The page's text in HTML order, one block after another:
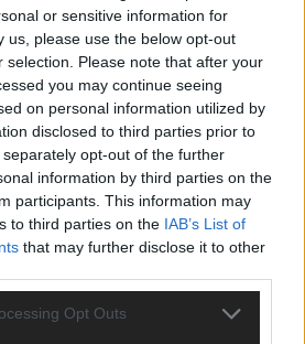
or sensitive information for
us, please use the below opt-out
selection. Please note that after your
you may continue seeing
on personal information utilized by
disclosed to third parties prior to
opt-out of the further
information by third parties on the
participants. This information may
to third parties on the IAB’s List of
that may further disclose it to other
Opt Outs
aus Basel: JJ eröffnet das ESC-
Highlights
beschließt: Die
Finales 2026 im Überblick
auf dem Prüfstand: Stärken,